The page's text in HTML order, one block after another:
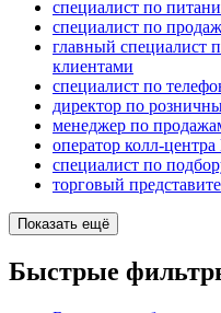
специалист по
специалист по
главный специалист
клиентами
специалист по
директор по
менеджер по
оператор колл-центра
специалист по
торговый
Показать ещё
Быстрые